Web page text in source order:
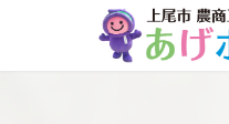
ン
ー